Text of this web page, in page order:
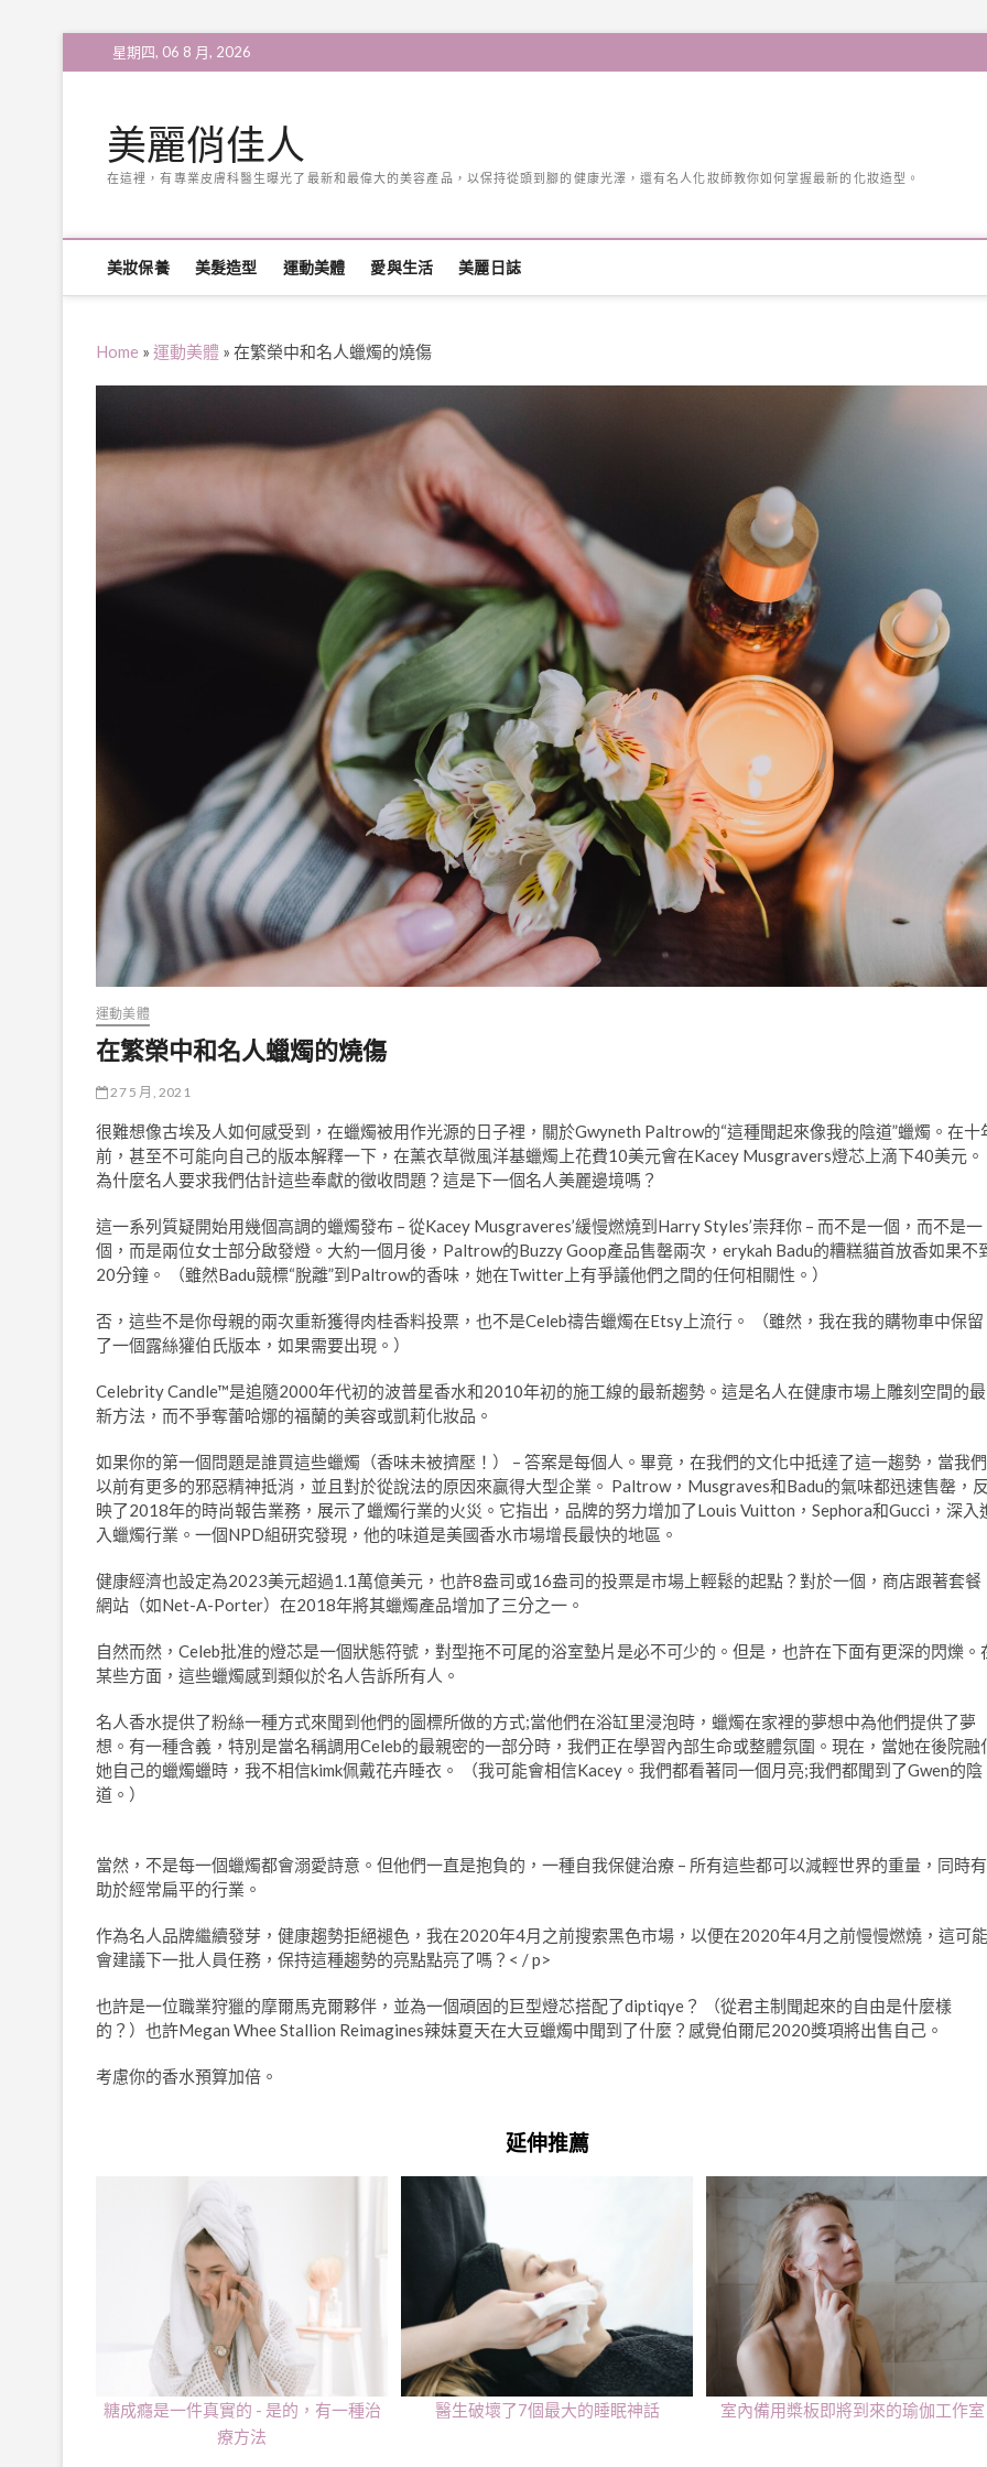
to
星期四, 06 8 月, 2026
美麗俏佳人
在這裡，有專業皮膚科醫生曝光了最新和最偉大的美容產品，以保持從頭到腳的健康光澤，還有名人化妝師教你如何掌握最新的化妝造型。
美妝保養 美髮造型 運動美體 愛與生活 美麗日誌
Home » 運動美體 » 在繁榮中和名人蠟燭的燒傷
運動美體
在繁榮中和名人蠟燭的燒傷
27 5 月, 2021
很難想像古埃及人如何感受到，在蠟燭被用作光源的日子裡，關於Gwyneth Paltrow的“這種聞起來像我的陰道”蠟燭。在十
前，甚至不可能向自己的版本解釋一下，在薰衣草微風洋基蠟燭上花費10美元會在Kacey Musgravers燈芯上滴下40美元。
為什麼名人要求我們估計這些奉獻的徵收問題？這是下一個名人美麗邊境嗎？
這一系列質疑開始用幾個高調的蠟燭發布 – 從Kacey Musgraveres’緩慢燃燒到Harry Styles’崇拜你 – 而不是一個，而不是一
個，而是兩位女士部分啟發燈。大約一個月後，Paltrow的Buzzy Goop產品售罄兩次，erykah Badu的糟糕貓首放香如果不
20分鐘。 （雖然Badu競標“脫離”到Paltrow的香味，她在Twitter上有爭議他們之間的任何相關性。）
否，這些不是你母親的兩次重新獲得肉桂香料投票，也不是Celeb禱告蠟燭在Etsy上流行。 （雖然，我在我的購物車中保留
了一個露絲獾伯氏版本，如果需要出現。）
Celebrity Candle™是追隨2000年代初的波普星香水和2010年初的施工線的最新趨勢。這是名人在健康市場上雕刻空間的最
新方法，而不爭奪蕾哈娜的福蘭的美容或凱莉化妝品。
如果你的第一個問題是誰買這些蠟燭（香味未被擠壓！） – 答案是每個人。畢竟，在我們的文化中抵達了這一趨勢，當我們
以前有更多的邪惡精神抵消，並且對於從說法的原因來贏得大型企業。 Paltrow，Musgraves和Badu的氣味都迅速售罄，反
映了2018年的時尚報告業務，展示了蠟燭行業的火災。它指出，品牌的努力增加了Louis Vuitton，Sephora和Gucci，深入
入蠟燭行業。一個NPD組研究發現，他的味道是美國香水市場增長最快的地區。
健康經濟也設定為2023美元超過1.1萬億美元，也許8盎司或16盎司的投票是市場上輕鬆的起點？對於一個，商店跟著套餐
網站（如Net-A-Porter）在2018年將其蠟燭產品增加了三分之一。
自然而然，Celeb批准的燈芯是一個狀態符號，對型拖不可尾的浴室墊片是必不可少的。但是，也許在下面有更深的閃爍。
某些方面，這些蠟燭感到類似於名人告訴所有人。
名人香水提供了粉絲一種方式來聞到他們的圖標所做的方式;當他們在浴缸里浸泡時，蠟燭在家裡的夢想中為他們提供了夢
想。有一種含義，特別是當名稱調用Celeb的最親密的一部分時，我們正在學習內部生命或整體氛圍。現在，當她在後院融
她自己的蠟燭蠟時，我不相信kimk佩戴花卉睡衣。 （我可能會相信Kacey。我們都看著同一個月亮;我們都聞到了Gwen的陰
道。）
當然，不是每一個蠟燭都會溺愛詩意。但他們一直是抱負的，一種自我保健治療 – 所有這些都可以減輕世界的重量，同時有
助於經常扁平的行業。
作為名人品牌繼續發芽，健康趨勢拒絕褪色，我在2020年4月之前搜索黑色市場，以便在2020年4月之前慢慢燃燒，這可能
會建議下一批人員任務，保持這種趨勢的亮點點亮了嗎？< / p>
也許是一位職業狩獵的摩爾馬克爾夥伴，並為一個頑固的巨型燈芯搭配了diptiqye？ （從君主制聞起來的自由是什麼樣
的？）也許Megan Whee Stallion Reimagines辣妹夏天在大豆蠟燭中聞到了什麼？感覺伯爾尼2020獎項將出售自己。
考慮你的香水預算加倍。
延伸推薦
糖成癮是一件真實的 - 是的，有一種治
療方法
醫生破壞了7個最大的睡眠神話 室內備用槳板即將到來的瑜伽工作室